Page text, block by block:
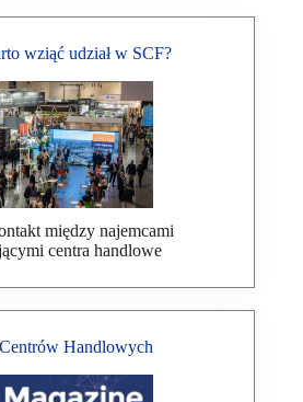
wziąć udział w SCF?
między najemcami
centra handlowe
Handlowych